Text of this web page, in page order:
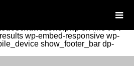
oya-
wp-
wp-embed-responsive wp-
show_footer_bar dp-